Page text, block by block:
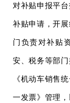
对补贴申报平
补贴申请，开
门负责对补贴
安、税务等部门
《机动车销售
一发票》管理